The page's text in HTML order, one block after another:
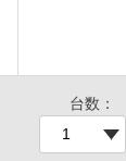
LianLi
台数：